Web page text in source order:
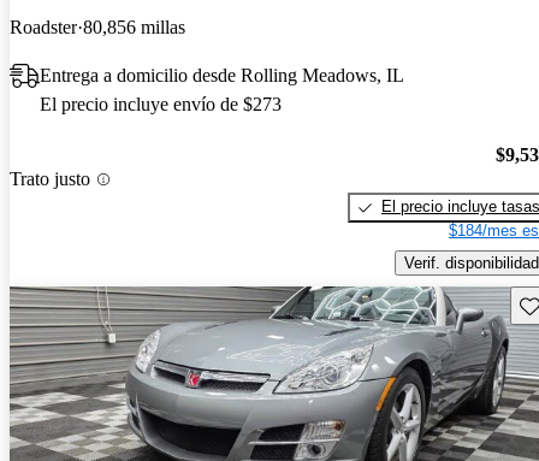
Roadster 80,856 millas
Entrega a domicilio desde Rolling Meadows, IL
El precio incluye envío de $273
Trato justo
El precio incluye tasas
$184/mes
Verif. disponibilidad